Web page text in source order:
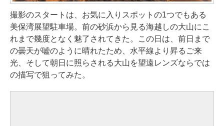
撮影のスタートは、お気に入りスポットの1つでもある
美保湾展望駐車場。前の砂浜から見る海越しの大山にこ
れまで幾度となく魅了されてきた。この日は、前日まで
の曇天が嘘のように晴れたため、水平線より昇るご来
光、そして朝日に照らされる大山を望遠レンズならでは
の描写で狙ってみた。